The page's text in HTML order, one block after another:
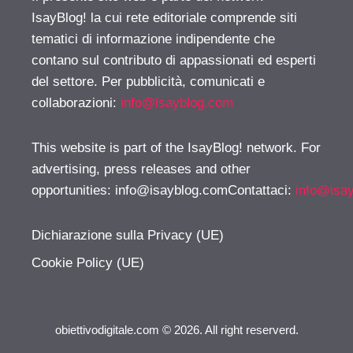
IsayBlog! la cui rete editoriale comprende siti
tematici di informazione indipendente che
contano sul contributo di appassionati ed esperti
del settore. Per pubblicità, comunicati e
collaborazioni: info@isayblog.com
This website is part of the IsayBlog! network. For
advertising, press releases and other
opportunities: info@isayblog.comContattaci:
Dichiarazione sulla Privacy (UE)
Cookie Policy (UE)
obiettivodigitale.com © 2026. All right reserverd.